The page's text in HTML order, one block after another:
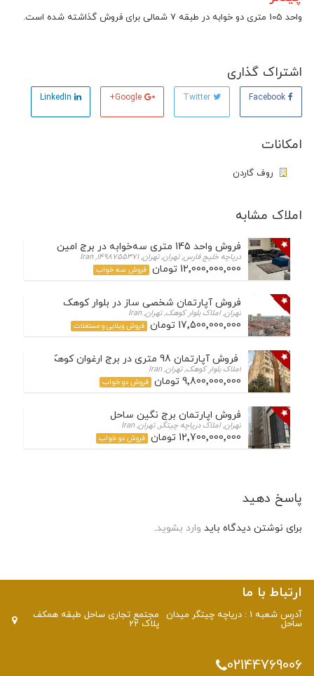
واحد 105 متری دو خوابه در طبقه 7 شمالی برای فروش گذاشته شده است.
اشتراک گذاری
Twitter
Google+
LinkedIn
امکانات
روف گاردن
املاک مشابه
فروش واحد 145 متری سه‌خوابه در برج امین – دریاچه چیتگر
دریاچه خلیج فارس, تهران, تهران, 1498755371, Iran
12٬000٬000٬000 تومان فروش سه خواب
فروش آپارتمان شخصی ساز در بلوار کوهک
تهران, املاک بلوار کوهک, تهران, Iran
17٬500٬000٬000 تومان فروش ویلایی و مستغلات
فروش آپارتمان 98 متری در برج ارغوان کوهک
املاک بلوار کوهک, تهران, Iran
9٬800٬000٬000 تومان فروش دو خواب
فروش اپارتمان برج نگین ساحل
تهران, املاک دریاچه چیتگر, تهران, Iran
12٬700٬000٬000 تومان فروش دو خواب
پاسخ دهید
برای نوشتن دیدگاه بایدوارد بشوید.
ارتباط با ما
آدرس شعبه 1 : دریاچه چیتگر میدان
ساحل
مجتمع تجاری ساحل طبقه همکف
پلاک 22
02144769006